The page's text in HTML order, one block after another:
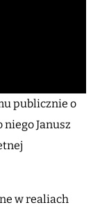
publicznie o
niego Janusz
w realiach